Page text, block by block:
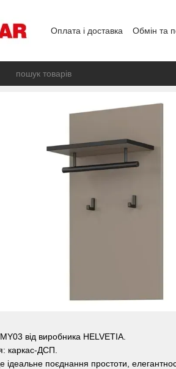
Оплата і доставка Обмін та
від виробника HELVETIA.
каркас-ДСП.
ідеальне поєднання простоти,